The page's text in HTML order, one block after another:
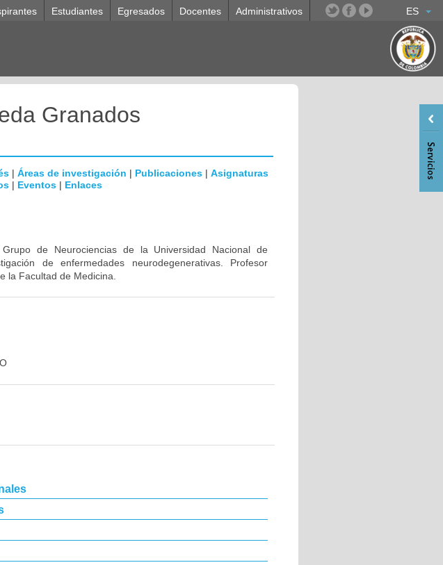
ES
Estudiantes Egresados Docentes Administrativos
Granados
| Áreas de investigación | Publicaciones | Asignaturas
| Eventos | Enlaces
de Neurociencias de la Universidad Nacional de
de enfermedades neurodegenerativas. Profesor
la Facultad de Medicina.